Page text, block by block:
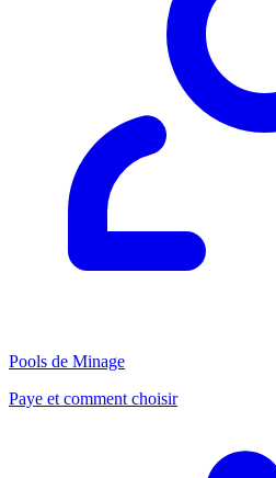
Pools de Minage
Paye et comment choisir